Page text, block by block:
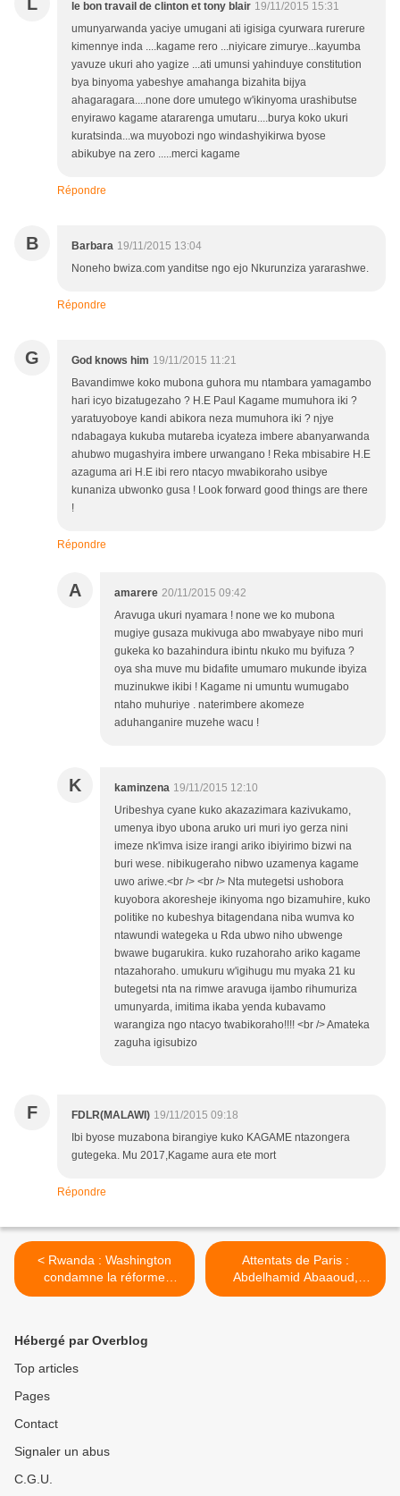
le bon travail de clinton et tony blair 19/11/2015 15:31
umunyarwanda yaciye umugani ati igisiga cyurwara rurerure
kimennye inda ....kagame rero ...niyicare zimurye...kayumba
yavuze ukuri aho yagize ...ati umunsi yahinduye constitution
bya binyoma yabeshye amahanga bizahita bijya
ahagaragara....none dore umutego w'ikinyoma urashibutse
enyirawo kagame atararenga umutaru....burya koko ukuri
kuratsinda...wa muyobozi ngo windashyikirwa byose
abikubye na zero .....merci kagame
Répondre
B Barbara 19/11/2015 13:04
Noneho bwiza.com yanditse ngo ejo Nkurunziza yararashwe.
Répondre
G God knows him 19/11/2015 11:21
Bavandimwe koko mubona guhora mu ntambara yamagambo
hari icyo bizatugezaho ? H.E Paul Kagame mumuhora iki ?
yaratuyoboye kandi abikora neza mumuhora iki ? njye
ndabagaya kukuba mutareba icyateza imbere abanyarwanda
ahubwo mugashyira imbere urwangano ! Reka mbisabire H.E
azaguma ari H.E ibi rero ntacyo mwabikoraho usibye
kunaniza ubwonko gusa ! Look forward good things are there
!
Répondre
A amarere 20/11/2015 09:42
Aravuga ukuri nyamara ! none we ko mubona
mugiye gusaza mukivuga abo mwabyaye nibo muri
gukeka ko bazahindura ibintu nkuko mu byifuza ?
oya sha muve mu bidafite umumaro mukunde ibyiza
muzinukwe ikibi ! Kagame ni umuntu wumugabo
ntaho muhuriye . naterimbere akomeze
aduhanganire muzehe wacu !
K kaminzena 19/11/2015 12:10
Uribeshya cyane kuko akazazimara kazivukamo,
umenya ibyo ubona aruko uri muri iyo gerza nini
imeze nk'imva isize irangi ariko ibiyirimo bizwi na
buri wese. nibikugeraho nibwo uzamenya kagame
uwo ariwe.<br /> <br /> Nta mutegetsi ushobora
kuyobora akoresheje ikinyoma ngo bizamuhire, kuko
politike no kubeshya bitagendana niba wumva ko
ntawundi wategeka u Rda ubwo niho ubwenge
bwawe bugarukira. kuko ruzahoraho ariko kagame
ntazahoraho. umukuru w'igihugu mu myaka 21 ku
butegetsi nta na rimwe aravuga ijambo rihumuriza
umunyarda, imitima ikaba yenda kubavamo
warangiza ngo ntacyo twabikoraho!!!! <br /> Amateka
zaguha igisubizo
F FDLR(MALAWI) 19/11/2015 09:18
Ibi byose muzabona birangiye kuko KAGAME ntazongera
gutegeka. Mu 2017,Kagame aura ete mort
Répondre
< Rwanda : Washington
condamne la réforme
constitutionnelle permettant
Attentats de Paris :
Abdelhamid Abaaoud,
commanditaire présumé,
Hébergé par Overblog
Top articles
Pages
Contact
Signaler un abus
C.G.U.